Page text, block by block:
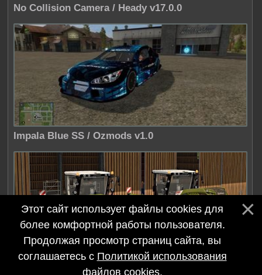
No Collision Camera / Heady v17.0.0
Impala Blue SS / Ozmods v1.0
Claas Xerion 5000/4000 RUS / Dragon-tis v4.1
Этот сайт использует файлы cookies для
более комфортной работы пользователя.
Продолжая просмотр страниц сайта, вы
соглашаетесь с Политикой использования
файлов cookies.